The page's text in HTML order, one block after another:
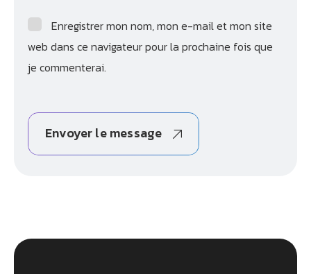
Enregistrer mon nom, mon e-mail et mon site
web dans ce navigateur pour la prochaine fois que
je commenterai.
Envoyer le message